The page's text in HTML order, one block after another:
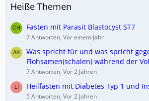
Heiße Themen
Fasten mit Parasit Blastocyst ST7
7 Antworten, Vor einem Jahr
Was spricht für und was spricht
Flohsamen(schalen) während der
7 Antworten, Vor 2 Jahren
Heilfasten mit Diabetes Typ 1 und
5 Antworten, Vor 2 Jahren